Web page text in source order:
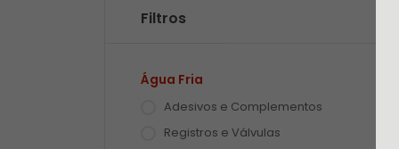
Filtros
Água Fria
Adesivos e Complementos
Registros e Válvulas